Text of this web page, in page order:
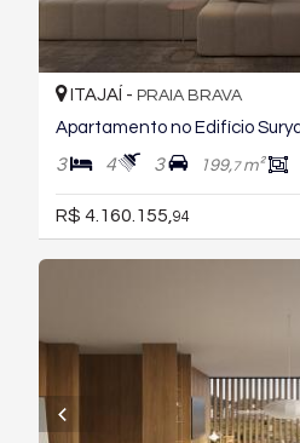
ITAJAÍ - PRAIA BRAVA
Apartamento no Edifício
3 4 3 199,7m²
R$ 4.160.155,94